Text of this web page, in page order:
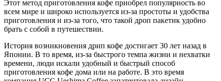
Этот метод приготовления кофе приобрел популярность во
всем мире и широко используется из-за простоты и удобства
приготовления и из-за того, что такой дроп пакетик удобно
брать с собой в путешествии.
История возникновения дрип кофе достигает 30 лет назад в
Японии. В то время, из-за быстрого темпа жизни и нехватки
времени, люди искали удобный и быстрый способ
приготовления кофе дома или на работе. В это время